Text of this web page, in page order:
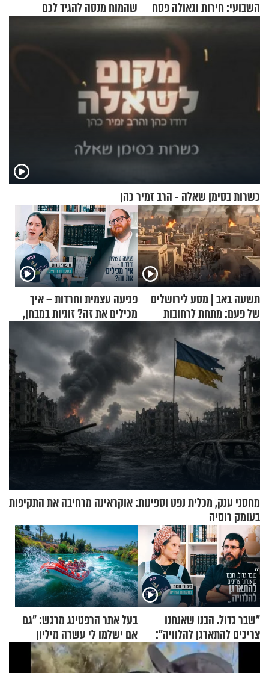
השבועי: חירות וגאולה פסח
שהמוח מנסה להגיד לכם
כשרות בסימן שאלה - הרב זמיר כהן
תשעה באב | מסע לירושלים
של פעם: מתחת לרחובות
ירושלים
פגיעה עצמית וחרדות – איך
מכילים את זה? זוגיות במבחן,
הפעם עם יהודית ואלתר כהן
מחסני ענק, מכלית נפט וספינות: אוקראינה מרחיבה את התקיפות
בעומק רוסיה
"שבר גדול. הבנו שאנחנו
צריכים להתארגן להלוויה":
זוגיות במבחן, הפעם עם מרים
וגד דנינו
בעל אתר הרפטינג מרגש: "גם
אם ישלמו לי עשרה מיליון
שקלים - לא אפתח בשבת"